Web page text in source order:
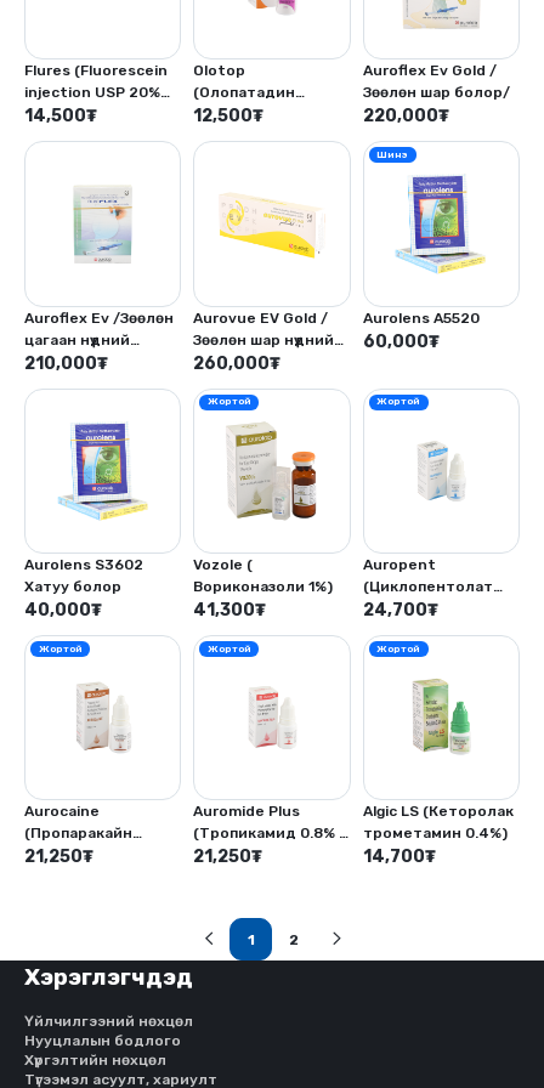
Flures (Fluorescein
injection USP 20%
W/V)
14,500₮
Olotop
(Олопатадин
гидрохлорид 0.1%
хлорид- 0.01%)
12,500₮
Auroflex Ev Gold /
Зөөлөн шар болор/
220,000₮
Auroflex Ev /Зөөлөн
цагаан нүдний
хиймэл болор/
210,000₮
Aurovue EV Gold /
Зөөлөн шар нүдний
хиймэл болор/
260,000₮
Шинэ
Aurolens A5520
60,000₮
Aurolens S3602
Хатуу болор
40,000₮
Жортой
Vozole (
Вориконазоли 1%)
41,300₮
Жортой
Auropent
(Циклопентолат
1%-5мл)
24,700₮
Жортой
Aurocaine
(Пропаракайн
гидрохлорид 0.55 -
21,250₮
Жортой
Auromide Plus
(Тропикамид 0.8% +
Фенилэфриний
21,250₮
Жортой
Algic LS (Кеторолак
трометамин 0.4%)
14,700₮
1
(current)
2
Хэрэглэгчдэд
Үйлчилгээний нөхцөл
Нууцлалын бодлого
Хүргэлтийн нөхцөл
Түгээмэл асуулт, хариулт